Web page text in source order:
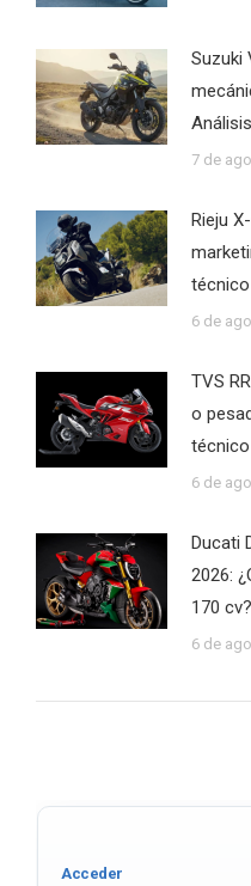
Suzuki
7 de
Rieju
técnico
6 de
TVS
o
6 de
Ducati
2026:
170 cv?
6 de